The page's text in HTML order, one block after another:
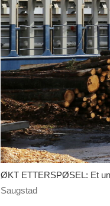
ØKT ETTERSPØSEL: Et
Saugstad